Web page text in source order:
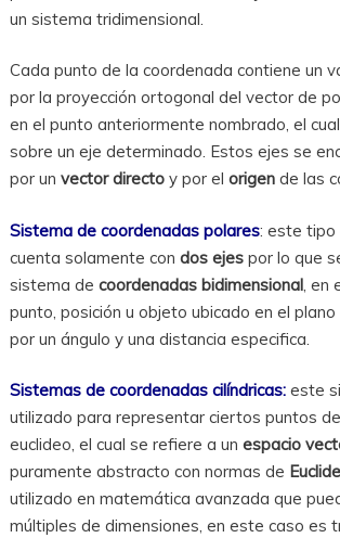
un sistema tridimensional.
Cada punto de la coordenada contiene un
por la proyección ortogonal del vector de
en el punto anteriormente nombrado, el
sobre un eje determinado. Estos ejes se
por un vector directoy por el origende las
Sistema de coordenadas polares: este tipo
cuenta solamente con dos ejespor lo que
sistema de coordenadas bidimensional, en
punto, posición u objeto ubicado en el
por un ángulo y una distancia especifica.
Sistemas de coordenadas cilíndricas:este
utilizado para representar ciertos puntos
euclideo, el cual se refiere a un espacio
puramente abstracto con normas de
utilizado en matemática avanzada que
múltiples de dimensiones, en este caso es